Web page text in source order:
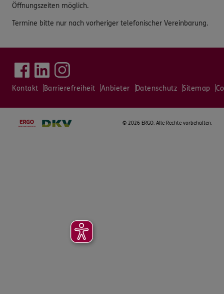
Öffnungszeiten möglich.
Termine bitte nur nach vorheriger telefonischer Vereinbarung.
Kontakt Barrierefreiheit Anbieter Datenschutz Sitemap
© 2026 ERGO. Alle Rechte vorbehalten.